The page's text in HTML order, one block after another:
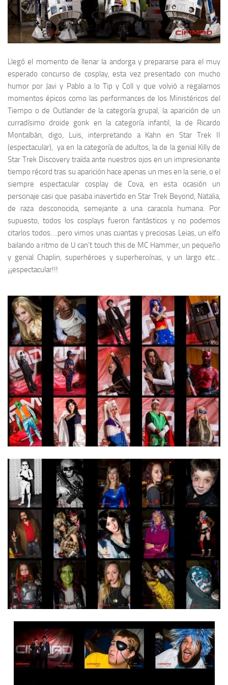
Llegó el momento de llenar la andorga y prepararse para el muy
esperado concurso de cosplay, esta vez presentado con mucho
humor por Javi y Pablo a loTip y Coll y que volvió a regalarnos
momentos épicos como las performances de los Ministéricos del
Tiempo o de Outlanderde la categoría grupal, la aparición de un
curradísimo droide gonk en la categoría infantil, la de Ricardo
Montalbán, digo, Luis, interpretando a Kahn enStar Trek II
(espectacular), ya en la categoría de adultos, la de la genial Killyde
Star Trek Discovery traída ante nuestros ojos en un impresionante
tiempo récord tras su aparición hace apenas un mes en la serie, o el
siempre espectacular cosplay de Cova, en esta ocasión un
personaje casi que pasaba inavertido enStar Trek Beyond, Natalia,
de raza desconocida, semejante a una caracola humana. Por
supuesto, todos los cosplays fueron fantásticos y no podemos
citarlos todos….pero vimos unas cuantas y preciosas Leias, un elfo
bailando a ritmo de U can’t touch thisde MC Hammer, un pequeño
y genial Chaplin, superhéroes y superheroínas, y un largo etc…
¡¡¡espectacular!!!